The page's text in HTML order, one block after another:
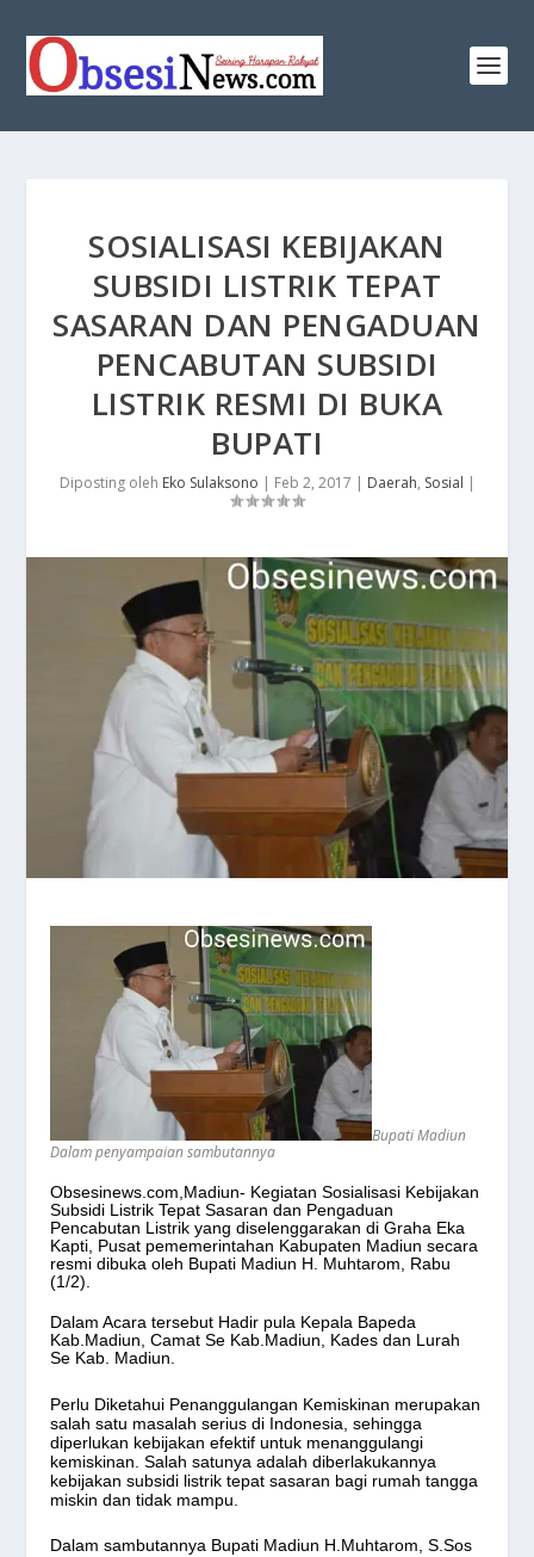
SOSIALISASI KEBIJAKAN
SUBSIDI LISTRIK TEPAT
SASARAN DAN PENGADUAN
PENCABUTAN SUBSIDI
LISTRIK RESMI DI BUKA
BUPATI
Diposting oleh Eko Sulaksono | Feb 2, 2017 | Daerah, Sosial |
Bupati Madiun
Dalam penyampaian sambutannya
Obsesinews.com,Madiun- Kegiatan Sosialisasi Kebijakan
Subsidi Listrik Tepat Sasaran dan Pengaduan
Pencabutan Listrik yang diselenggarakan di Graha Eka
Kapti, Pusat pememerintahan Kabupaten Madiun secara
resmi dibuka oleh Bupati Madiun H. Muhtarom, Rabu
(1/2).
Dalam Acara tersebut Hadir pula Kepala Bapeda
Kab.Madiun, Camat Se Kab.Madiun, Kades dan Lurah
Se Kab. Madiun.
Perlu Diketahui Penanggulangan Kemiskinan merupakan
salah satu masalah serius di Indonesia, sehingga
diperlukan kebijakan efektif untuk menanggulangi
kemiskinan. Salah satunya adalah diberlakukannya
kebijakan subsidi listrik tepat sasaran bagi rumah tangga
miskin dan tidak mampu.
Dalam sambutannya Bupati Madiun H.Muhtarom, S.Sos